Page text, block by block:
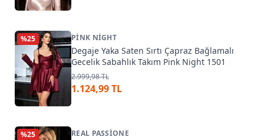
%25 PINK NIGHT
Degaje Yaka Saten Sırtı Çapraz Bağlamalı
Gecelik Sabahlık Takım Pink Night 1501
2.999,98 TL
1.124,99 TL
%25 REAL PASSIONE